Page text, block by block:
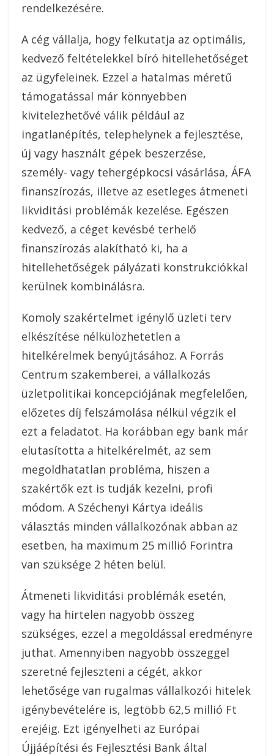
rendelkezésére.
A cég vállalja, hogy felkutatja az optimális,
kedvező feltételekkel bíró hitellehetőséget
az ügyfeleinek. Ezzel a hatalmas méretű
támogatással már könnyebben
kivitelezhetővé válik például az
ingatlanépítés, telephelynek a fejlesztése,
új vagy használt gépek beszerzése,
személy- vagy tehergépkocsi vásárlása, ÁFA
finanszírozás, illetve az esetleges átmeneti
likviditási problémák kezelése. Egészen
kedvező, a céget kevésbé terhelő
finanszírozás alakítható ki, ha a
hitellehetőségek pályázati konstrukciókkal
kerülnek kombinálásra.
Komoly szakértelmet igénylő üzleti terv
elkészítése nélkülözhetetlen a
hitelkérelmek benyújtásához. A Forrás
Centrum szakemberei, a vállalkozás
üzletpolitikai koncepciójának megfelelően,
előzetes díj felszámolása nélkül végzik el
ezt a feladatot. Ha korábban egy bank már
elutasította a hitelkérelmét, az sem
megoldhatatlan probléma, hiszen a
szakértők ezt is tudják kezelni, profi
módom. A Széchenyi Kártya ideális
választás minden vállalkozónak abban az
esetben, ha maximum 25 millió Forintra
van szüksége 2 héten belül.
Átmeneti likviditási problémák esetén,
vagy ha hirtelen nagyobb összeg
szükséges, ezzel a megoldással eredményre
juthat. Amennyiben nagyobb összeggel
szeretné fejleszteni a cégét, akkor
lehetősége van rugalmas vállalkozói hitelek
igénybevételére is, legtöbb 62,5 millió Ft
erejéig. Ezt igényelheti az Európai
Újjáépítési és Fejlesztési Bank által